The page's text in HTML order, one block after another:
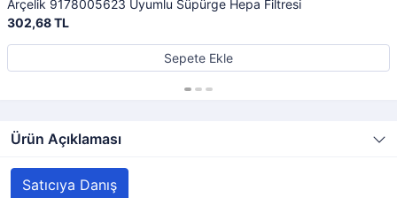
Arçelik 9178005623 Uyumlu Süpürge Hepa Filtresi
302,68 TL
Sepete Ekle
Ürün Açıklaması
Satıcıya Danış